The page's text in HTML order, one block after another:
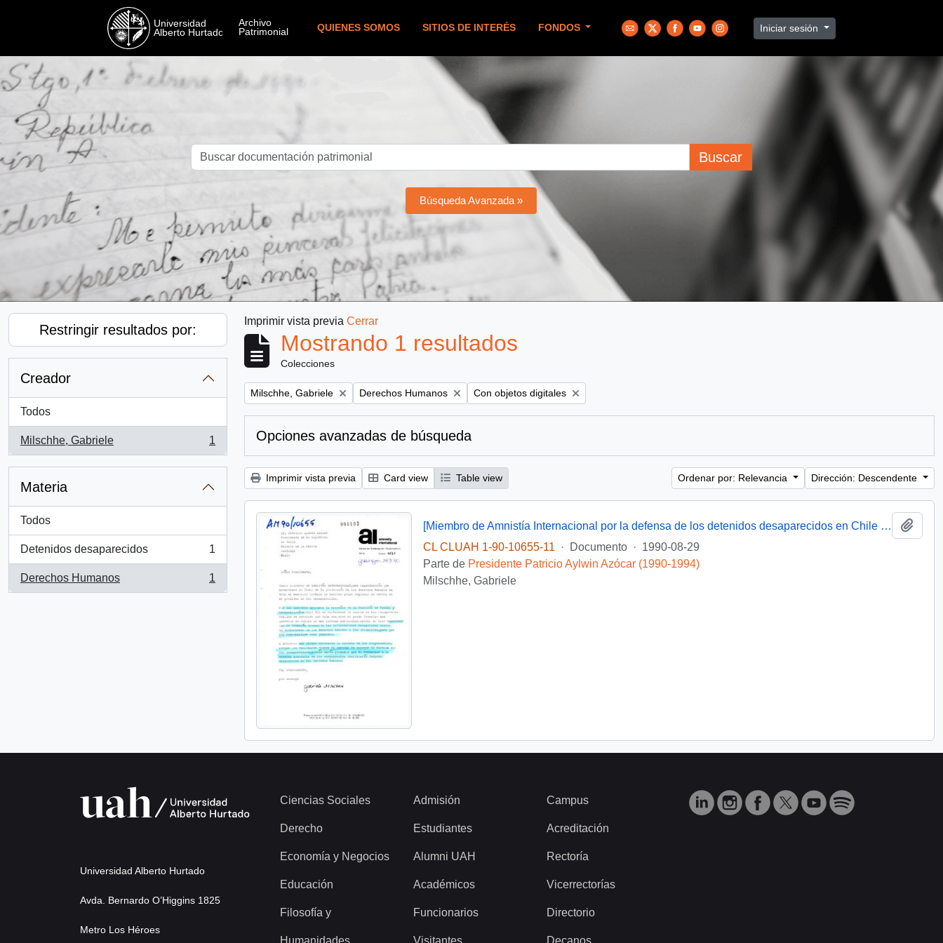
QUIENES SOMOS SITIOS DE INTERÉS FONDOS Iniciar sesión
Buscar
Búsqueda Avanzada »
Restringir resultados por:
Creador
Todos
Milschhe, Gabriele
, 1 resultados
1
Materia
Todos
Detenidos desaparecidos
, 1 resultados
1
Derechos Humanos
, 1 resultados
1
Imprimir vista previa Cerrar
Mostrando 1 resultados
Colecciones
Remove filter:
Milschhe, Gabriele Remove filter:
Derechos Humanos Remove filter:
Con objetos digitales
Opciones avanzadas de búsqueda
Imprimir vista previa Card view Table view Ordenar por: Relevancia Dirección: Descendente
[Miembro de Amnistía Internacional por la defensa de los detenidos desaparecidos en Chile felicita por la creación de la Comisión de de Verdad y Reconciliación]
CL CLUAH 1-90-10655-11
· Documento · 1990-08-29
Parte de Presidente Patricio Aylwin Azócar (1990-1994)
Milschhe, Gabriele
Universidad Alberto Hurtado
Avda. Bernardo O’Higgins 1825
Metro Los Héroes
Ciencias Sociales
Derecho
Economía y Negocios
Educación
Filosofía y
Humanidades
Admisión
Estudiantes
Alumni UAH
Académicos
Funcionarios
Visitantes
Campus
Acreditación
Rectoría
Vicerrectorías
Directorio
Decanos